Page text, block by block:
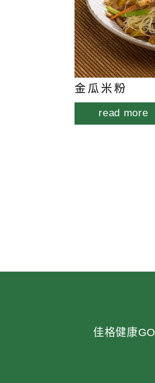
金瓜米粉
read more
佳格健康GO